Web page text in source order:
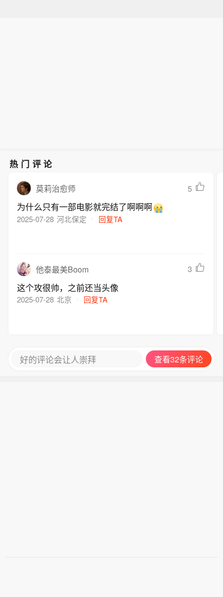
热门评论
莫莉治愈师 5
为什么只有一部电影就完结了啊啊啊
2025-07-28 河北保定 回复TA
他泰最美Boom 3
这个攻很帅，之前还当头像
2025-07-28 北京 回复TA
好的评论会让人崇拜 查看32条评论